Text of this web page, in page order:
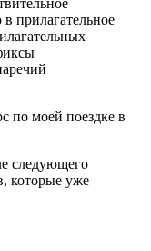
прилагательное
по моей поездке в
следующего
которые уже